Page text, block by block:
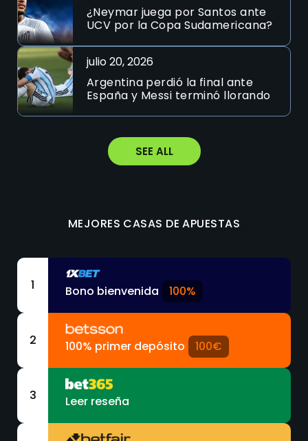
¿Neymar juega por Santos ante
UCV por la Copa Sudamericana?
julio 20, 2026
Argentina perdió la final ante
España y Messi terminó llorando
SEE ALL
MEJORES CASAS DE APUESTAS
1 Bono bienvenida 100%
2 100% primer depósito 100€
3 Leer reseña